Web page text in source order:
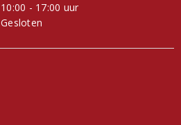
10:00 - 17:00 uur
Gesloten